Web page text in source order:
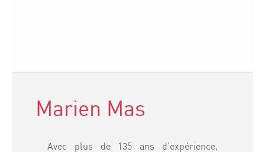
Marien Mas
Avec plus de 135 ans d’expérience,